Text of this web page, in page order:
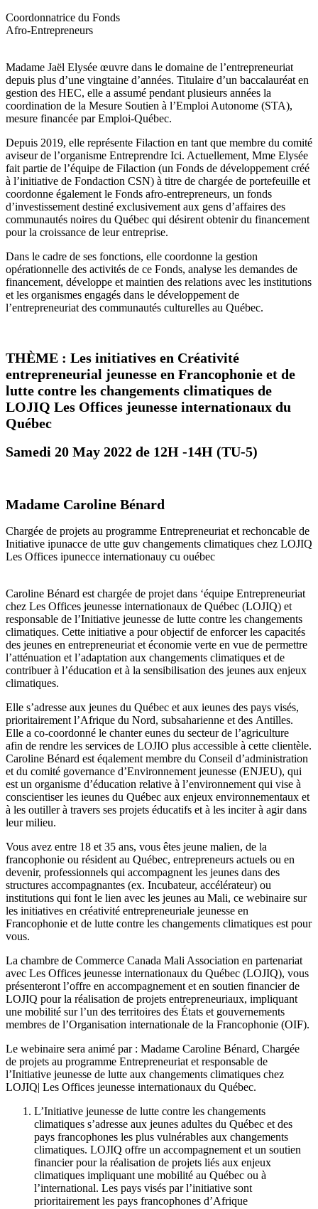
Coordonnatrice du Fonds
Afro-Entrepreneurs
Madame Jaël Elysée œuvre dans le domaine de l’entrepreneuriat
depuis plus d’une vingtaine d’années. Titulaire d’un baccalauréat en
gestion des HEC, elle a assumé pendant plusieurs années la
coordination de la Mesure Soutien à l’Emploi Autonome (STA),
mesure financée par Emploi-Québec.
Depuis 2019, elle représente Filaction en tant que membre du comité
aviseur de l’organisme Entreprendre Ici. Actuellement, Mme Elysée
fait partie de l’équipe de Filaction (un Fonds de développement créé
à l’initiative de Fondaction CSN) à titre de chargée de portefeuille et
coordonne également le Fonds afro-entrepreneurs, un fonds
d’investissement destiné exclusivement aux gens d’affaires des
communautés noires du Québec qui désirent obtenir du financement
pour la croissance de leur entreprise.
Dans le cadre de ses fonctions, elle coordonne la gestion
opérationnelle des activités de ce Fonds, analyse les demandes de
financement, développe et maintien des relations avec les institutions
et les organismes engagés dans le développement de
l’entrepreneuriat des communautés culturelles au Québec.
THÈME : Les initiatives en Créativité
entrepreneurial jeunesse en Francophonie et de
lutte contre les changements climatiques de
LOJIQ Les Offices jeunesse internationaux du
Québec
Samedi 20 May 2022 de 12H -14H (TU-5)
Madame Caroline Bénard
Chargée de projets au programme Entrepreneuriat et rechoncable de
Initiative ipunacce de utte guv changements climatiques chez LOJIQ
Les Offices ipunecce internationauy cu ouébec
Caroline Bénard est chargée de projet dans ‘équipe Entrepreneuriat
chez Les Offices jeunesse internationaux de Québec (LOJIQ) et
responsable de l’Initiative jeunesse de lutte contre les changements
climatiques. Cette initiative a pour objectif de enforcer les capacités
des jeunes en entrepreneuriat et économie verte en vue de permettre
l’atténuation et l’adaptation aux changements climatiques et de
contribuer à l’éducation et à la sensibilisation des jeunes aux enjeux
climatiques.
Elle s’adresse aux jeunes du Québec et aux ieunes des pays visés,
prioritairement l’Afrique du Nord, subsaharienne et des Antilles.
Elle a co-coordonné le chanter eunes du secteur de l’agriculture
afin de rendre les services de LOJIO plus accessible à cette clientèle.
Caroline Bénard est éqalement membre du Conseil d’administration
et du comité governance d’Environnement jeunesse (ENJEU), qui
est un organisme d’éducation relative à l’environnement qui vise à
conscientiser les ieunes du Québec aux enjeux environnementaux et
à les outiller à travers ses projets éducatifs et à les inciter à agir dans
leur milieu.
Vous avez entre 18 et 35 ans, vous êtes jeune malien, de la
francophonie ou résident au Québec, entrepreneurs actuels ou en
devenir, professionnels qui accompagnent les jeunes dans des
structures accompagnantes (ex. Incubateur, accélérateur) ou
institutions qui font le lien avec les jeunes au Mali, ce webinaire sur
les initiatives en créativité entrepreneuriale jeunesse en
Francophonie et de lutte contre les changements climatiques est pour
vous.
La chambre de Commerce Canada Mali Association en partenariat
avec Les Offices jeunesse internationaux du Québec (LOJIQ), vous
présenteront l’offre en accompagnement et en soutien financier de
LOJIQ pour la réalisation de projets entrepreneuriaux, impliquant
une mobilité sur l’un des territoires des États et gouvernements
membres de l’Organisation internationale de la Francophonie (OIF).
Le webinaire sera animé par : Madame Caroline Bénard, Chargée
de projets au programme Entrepreneuriat et responsable de
l’Initiative jeunesse de lutte aux changements climatiques chez
LOJIQ| Les Offices jeunesse internationaux du Québec.
L’Initiative jeunesse de lutte contre les changements
climatiques s’adresse aux jeunes adultes du Québec et des
pays francophones les plus vulnérables aux changements
climatiques. LOJIQ offre un accompagnement et un soutien
financier pour la réalisation de projets liés aux enjeux
climatiques impliquant une mobilité au Québec ou à
l’international. Les pays visés par l’initiative sont
prioritairement les pays francophones d’Afrique